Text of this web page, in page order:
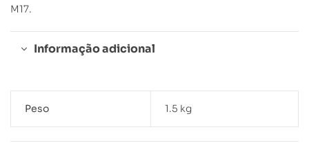
M17.
Informação adicional
Peso 1.5 kg